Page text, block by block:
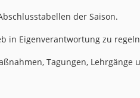
der Saison.
in Eigenverantwortung zu
Tagungen, Lehrgänge